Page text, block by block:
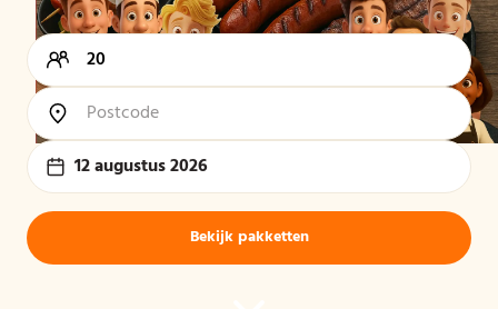
12 augustus 2026
Bekijk pakketten